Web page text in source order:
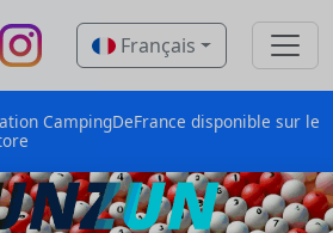
Français
CampingDeFrance disponible sur le